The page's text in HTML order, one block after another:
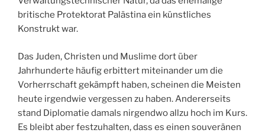
britische Protektorat Palästina ein künstliches
Konstrukt war.
Das Juden, Christen und Muslime dort über
Jahrhunderte häufig erbittert miteinander um die
Vorherrschaft gekämpft haben, scheinen die Meisten
heute irgendwie vergessen zu haben. Andererseits
stand Diplomatie damals nirgendwo allzu hoch im Kurs.
Es bleibt aber festzuhalten, dass es einen souveränen